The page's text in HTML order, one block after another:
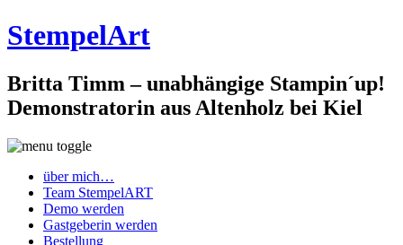
StempelArt
Britta Timm – unabhängige Stampin´up!
Demonstratorin aus Altenholz bei Kiel
über mich…
Team StempelART
Demo werden
Gastgeberin werden
Bestellung